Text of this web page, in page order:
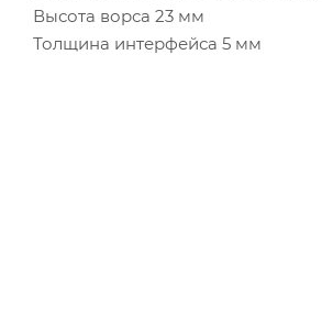
Высота ворса 23 мм
Толщина интерфейса 5 мм